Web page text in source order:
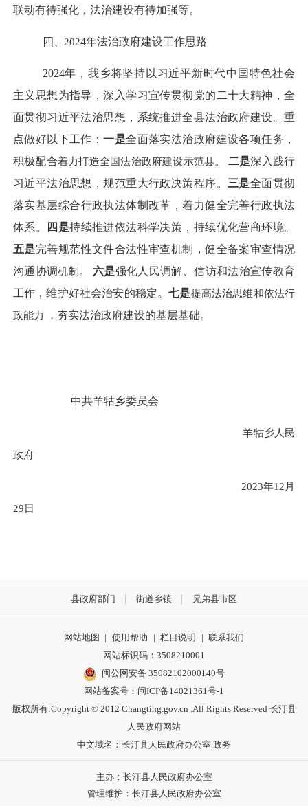
联动有待强化 ，法治建设有待加强等。
四 2024年法治政府建设工作思路
2024年，我乡将坚持以习近平新时代中国特色社会
主义思想为指导，深入学习宣传贯彻党的二十大精神，全
面贯彻习近平法治思想，系统推进全县法治政府建设。重
点做好以下工作：一是全面落实法治政府建设各项任务 ，
积极配合着力打造全国法治政府建设示范县。 二是深入践行
习近平法治思想，规范重大行政决策程序。 三是全面贯彻
落实基层综合行政执法体制改革，着力健全完善行政执法
体系。
四是持续推进依法科学决策 ， 持续优化营商环境。
五是完善规范性文件合法性审查机制，健全备案审查情况
沟通协调机制。 六是强化人民调解、信访和法治宣传教育
工作，维护好社会治安的稳定。七是提高法治思维和依法行
政能力
， 夯实法治政府建设的基层基础。
中共羊牯乡委员会
羊牯乡人民
政府
2023年12月
29日
县政府部门 街道乡镇 兄弟县市区
网站地图 | 使用帮助 | 栏目说明 | 联系我们
网站标识码：3508210001
闽公网安备 35082102000140号
网站备案号： 闽ICP备14021361号-1
版权所有:Copyright © 2012 Changting.gov.cn .All Rights Reserved 长汀县
人民政府网站
中文域名：长汀县人民政府办公室.政务
主办：长汀县人民政府办公室
管理维护：长汀县人民政府办公室